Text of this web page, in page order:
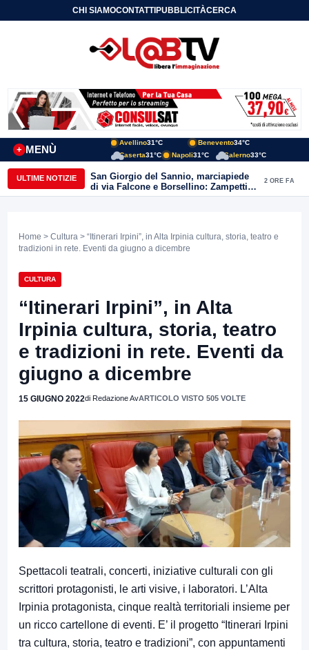
CHI SIAMOCONTATTIPUBBLICITÀCERCA
MENÙ
+
Avellino31°C Benevento34°C
Caserta31°C Napoli31°C Salerno33°C
ULTIME NOTIZIE
San Giorgio del Sannio, marciapiede
di via Falcone e Borsellino: Zampetti e
Lombardi replicano alle polemiche
2 ORE FA
Home > Cultura > “Itinerari Irpini”, in Alta Irpinia cultura, storia, teatro e
tradizioni in rete. Eventi da giugno a dicembre
CULTURA
“Itinerari Irpini”, in Alta
Irpinia cultura, storia, teatro
e tradizioni in rete. Eventi da
giugno a dicembre
15 GIUGNO 2022di Redazione AvARTICOLO VISTO 505 VOLTE
Spettacoli teatrali, concerti, iniziative culturali con gli
scrittori protagonisti, le arti visive, i laboratori. L’Alta
Irpinia protagonista, cinque realtà territoriali insieme per
un ricco cartellone di eventi. E’ il progetto “Itinerari Irpini
tra cultura, storia, teatro e tradizioni”, con appuntamenti